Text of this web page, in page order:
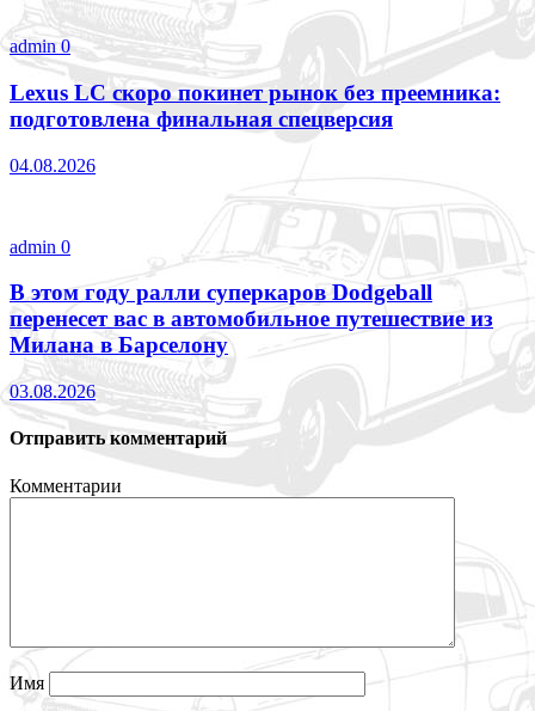
admin0
Lexus LC скоро покинет рынок без преемника:
подготовлена финальная спецверсия
04.08.2026
admin 0
В этом году ралли суперкаров Dodgeball
перенесет вас в автомобильное путешествие из
Милана в Барселону
03.08.2026
Отправить комментарий
Комментарии
Имя